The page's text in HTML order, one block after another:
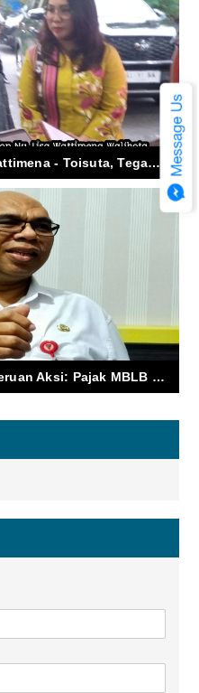
Setahun Pimpin Ambon, Wattimena - Toisuta, Tegaskan Tetap di Jalur RPJMD dan 17 Program Prioritas
BPPRD Ambon Luruskan Seruan Aksi: Pajak MBLB Bukan Retribusi, Izin Tambang Bukan Kewenangan Kota